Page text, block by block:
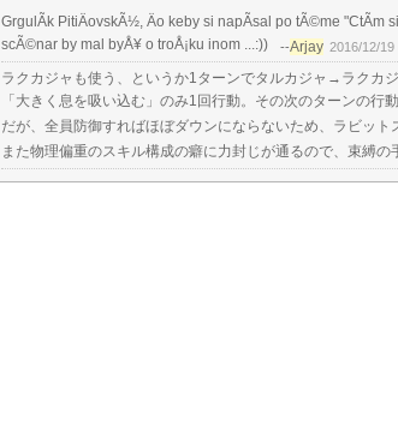
GrgulÃ­k PitiÄovskÃ½, Äo keby si napÃ­sal po tÃ©me
scÃ©nar by mal byÅ¥ o troÅ¡ku inom ...:)) --Arjay 2016/12/
ラクカジャも使う、というか1ターンでタルカジャ→ラクカジ
「大きく息を吸い込む」のみ1回行動。その次のターンの
だが、全員防御すればほぼダウンにならないため、ラビット
また物理偏重のスキル構成の癖に力封じが通るので、束縛の